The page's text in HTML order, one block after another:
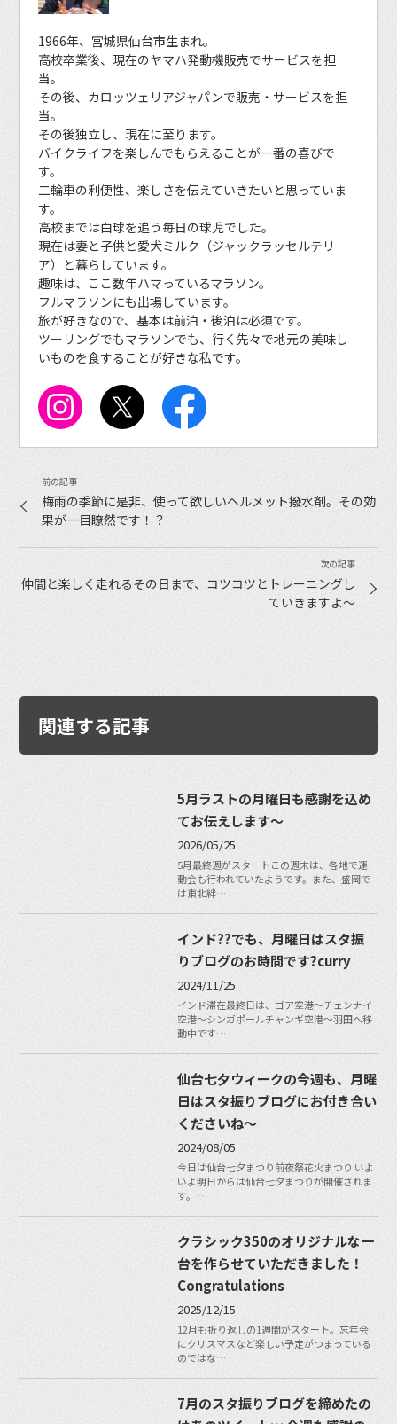
1966年、宮城県仙台市生まれ。
高校卒業後、現在のヤマハ発動機販売でサービスを担
当。
その後、カロッツェリアジャパンで販売・サービスを担
当。
その後独立し、現在に至ります。
バイクライフを楽しんでもらえることが一番の喜びで
す。
二輪車の利便性、楽しさを伝えていきたいと思っていま
す。
高校までは白球を追う毎日の球児でした。
現在は妻と子供と愛犬ミルク（ジャックラッセルテリ
ア）と暮らしています。
趣味は、ここ数年ハマっているマラソン。
フルマラソンにも出場しています。
旅が好きなので、基本は前泊・後泊は必須です。
ツーリングでもマラソンでも、行く先々で地元の美味し
いものを食することが好きな私です。
梅雨の季節に是非、使って欲しいヘルメット撥水剤。その効
果が一目瞭然です！？
仲間と楽しく走れるその日まで、コツコツとトレーニングし
ていきますよ〜
関連する記事
5月ラストの月曜日も感謝を込め
てお伝えします〜
2026/05/25
5月最終週がスタートこの週末は、各地で運
動会も行われていたようです。また、盛岡で
は東北絆…
インド??でも、月曜日はスタ振
りブログのお時間です?curry
2024/11/25
インド滞在最終日は、ゴア空港〜チェンナイ
空港〜シンガポールチャンギ空港〜羽田へ移
動中です…
仙台七夕ウィークの今週も、月曜
日はスタ振りブログにお付き合い
くださいね〜
2024/08/05
今日は仙台七夕まつり前夜祭花火まつり いよ
いよ明日からは仙台七夕まつりが開催されま
す。 …
クラシック350のオリジナルな一
台を作らせていただきました！
Congratulations
2025/12/15
12月も折り返しの1週間がスタート。忘年会
にクリスマスなど楽しい予定がつまっている
のではな…
7月のスタ振りブログを締めたの